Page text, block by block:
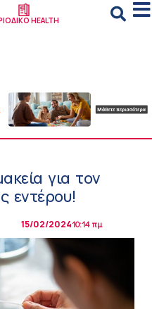
HEALTH
για τον
εντέρου!
15/02/202410:14 πμ